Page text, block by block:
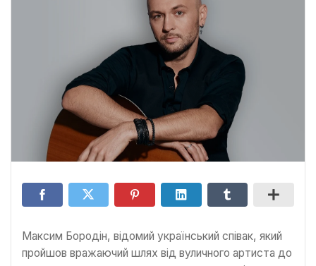
Максим Бородін, відомий український співак, який
пройшов вражаючий шлях від вуличного артиста до